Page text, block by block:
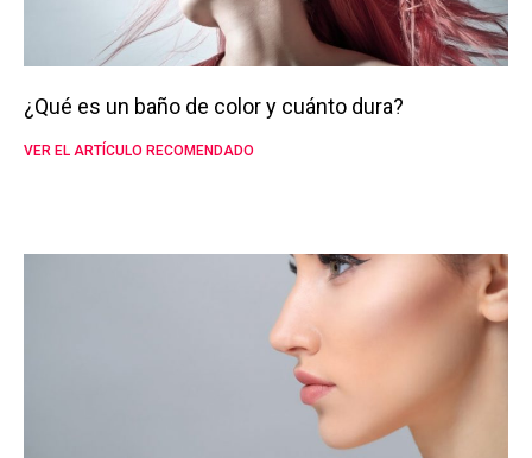
¿Qué es un baño de color y cuánto dura?
VER EL ARTÍCULO RECOMENDADO